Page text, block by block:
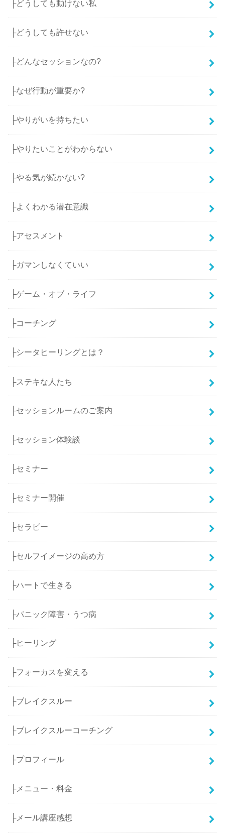
├どうしても動けない私
├どうしても許せない
├どんなセッションなの?
├なぜ行動が重要か?
├やりがいを持ちたい
├やりたいことがわからない
├やる気が続かない?
├よくわかる潜在意識
├アセスメント
├ガマンしなくていい
├ゲーム・オブ・ライフ
├コーチング
├シータヒーリングとは？
├ステキな人たち
├セッションルームのご案内
├セッション体験談
├セミナー
├セミナー開催
├セラピー
├セルフイメージの高め方
├ハートで生きる
├パニック障害・うつ病
├ヒーリング
├フォーカスを変える
├ブレイクスルー
├ブレイクスルーコーチング
├プロフィール
├メニュー・料金
├メール講座感想